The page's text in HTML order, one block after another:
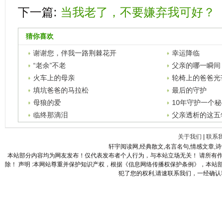
下一篇: 当我老了，不要嫌弃我可好？
猜你喜欢
谢谢您，伴我一路荆棘花开
幸运降临
“老余”不老
父亲的哪一瞬
火车上的母亲
轮椅上的爸爸
世界
填坑爸爸的马拉松
最后的守护
母狼的爱
10年守护一个
临终那滴泪
父亲透析的这
关于我们
联系
轩宇阅读网,经典散文,名言名句,情感文章,
本站部分内容均为网友发布！仅代表发布者个人行为，与本站立场无关！ 请所
除！ 声明 :本网站尊重并保护知识产权，根据《信息网络传播权保护条例》，本
犯了您的权利,请速联系我们，一经确